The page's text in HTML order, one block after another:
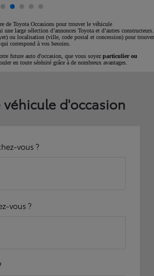
de Toyota Occasions pour trouver le véhicule
une large sélection d’annonces Toyota et d’autres constructeurs.
ou localisation (ville, code postal et concession) pour trouver
correspond à vos besoins.
future auto d'occasion, que vous soyez particulier ou
en toute sérénité grâce à de nombreux avantages.
véhicule d'occasion
vous ?
vous ?